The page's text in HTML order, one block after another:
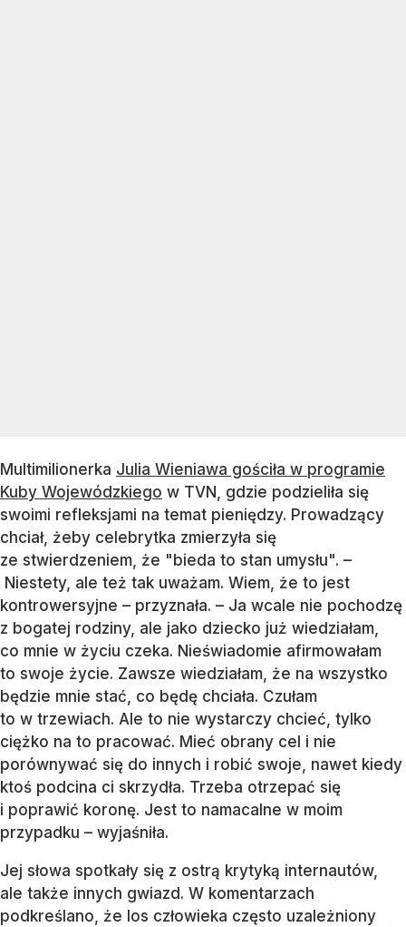
Multimilionerka Julia Wieniawa gościła w programie
Kuby Wojewódzkiego w TVN, gdzie podzieliła się
swoimi refleksjami na temat pieniędzy. Prowadzący
chciał, żeby celebrytka zmierzyła się
ze stwierdzeniem, że "bieda to stan umysłu". –
Niestety, ale też tak uważam. Wiem, że to jest
kontrowersyjne – przyznała. – Ja wcale nie pochodzę
z bogatej rodziny, ale jako dziecko już wiedziałam,
co mnie w życiu czeka. Nieświadomie afirmowałam
to swoje życie. Zawsze wiedziałam, że na wszystko
będzie mnie stać, co będę chciała. Czułam
to w trzewiach. Ale to nie wystarczy chcieć, tylko
ciężko na to pracować. Mieć obrany cel i nie
porównywać się do innych i robić swoje, nawet kiedy
ktoś podcina ci skrzydła. Trzeba otrzepać się
i poprawić koronę. Jest to namacalne w moim
przypadku – wyjaśniła.
Jej słowa spotkały się z ostrą krytyką internautów,
ale także innych gwiazd. W komentarzach
podkreślano, że los człowieka często uzależniony